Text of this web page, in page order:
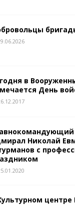
в
День
Николай
с